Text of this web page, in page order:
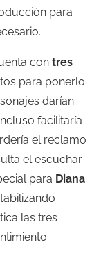
para
con tres
para ponerlo
darían
facilitaría
el reclamo
el escuchar
para Diana
las tres